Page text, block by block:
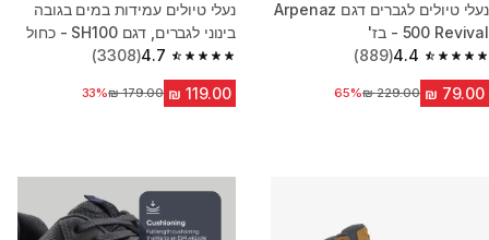
נעלי טיולים לגברים דגם Arpenaz
500 Revival - בז'
4.4
4.4 out of 5 stars from 889 reviews
(889)
מחיר לפני הנחה‏229.00 ₪
65%
נעלי טיולים עמידות במים בגובה
בינוני לגברים, דגם SH100 - כחול
4.7
4.7 out of 5 stars from 3308 reviews
(3308)
מחיר לפני הנחה
33%